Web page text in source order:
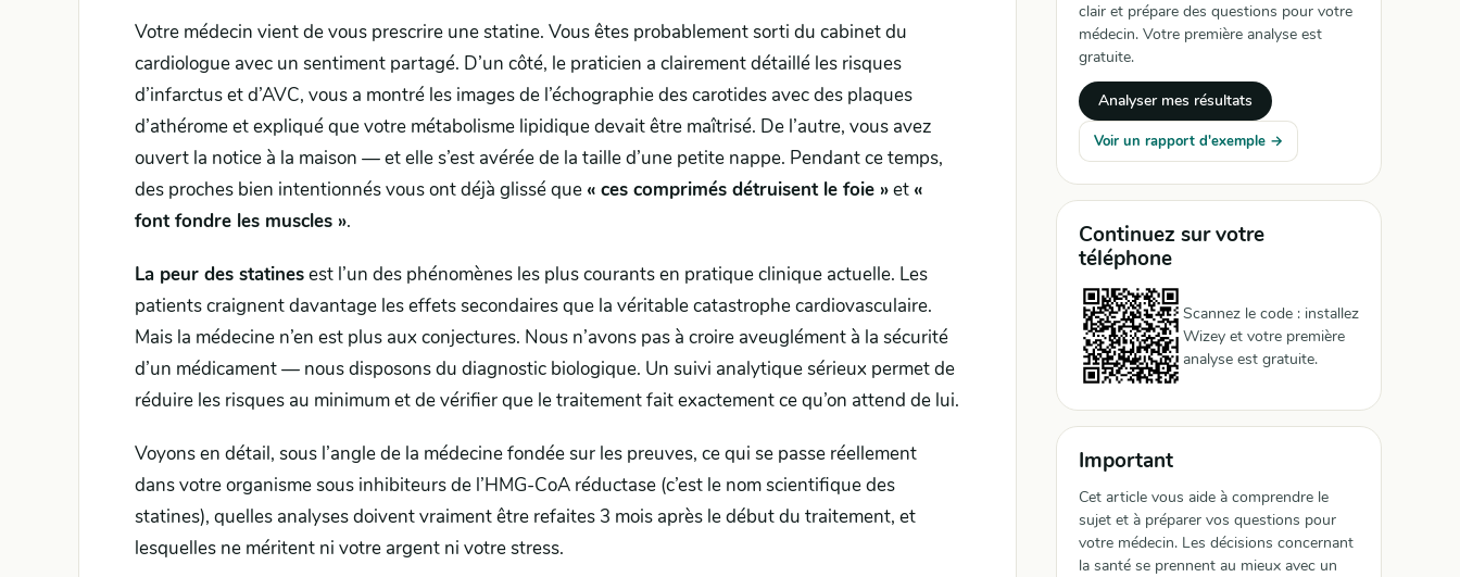
Votre médecin vient de vous prescrire une statine. Vous êtes probablement sorti du cabinet du
cardiologue avec un sentiment partagé. D’un côté, le praticien a clairement détaillé les risques
d’infarctus et d’AVC, vous a montré les images de l’échographie des carotides avec des plaques
d’athérome et expliqué que votre métabolisme lipidique devait être maîtrisé. De l’autre, vous avez
ouvert la notice à la maison — et elle s’est avérée de la taille d’une petite nappe. Pendant ce temps,
des proches bien intentionnés vous ont déjà glissé que « ces comprimés détruisent le foie »et «
font fondre les muscles ».
La peur des statinesest l’un des phénomènes les plus courants en pratique clinique actuelle. Les
patients craignent davantage les effets secondaires que la véritable catastrophe cardiovasculaire.
Mais la médecine n’en est plus aux conjectures. Nous n’avons pas à croire aveuglément à la sécurité
d’un médicament — nous disposons du diagnostic biologique. Un suivi analytique sérieux permet de
réduire les risques au minimum et de vérifier que le traitement fait exactement ce qu’on attend de lui.
Voyons en détail, sous l’angle de la médecine fondée sur les preuves, ce qui se passe réellement
dans votre organisme sous inhibiteurs de l’HMG-CoA réductase (c’est le nom scientifique des
statines), quelles analyses doivent vraiment être refaites 3 mois après le début du traitement, et
lesquelles ne méritent ni votre argent ni votre stress.
clair et prépare des questions pour votre
médecin. Votre première analyse est
gratuite.
Analyser mes résultats
Voir un rapport d'exemple →
Continuez sur votre
téléphone
Scannez le code : installez
Wizey et votre première
analyse est gratuite.
Important
Cet article vous aide à comprendre le
sujet et à préparer vos questions pour
votre médecin. Les décisions concernant
la santé se prennent au mieux avec un